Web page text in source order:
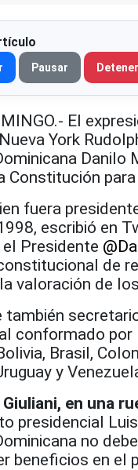
Pausar Detener
El
York
Danilo
Constitución
fuera
escribió en
Presidente @
de
valoración de
también
conformado
Brasil,
y
Giuliani, en una
presidencial
no
beneficios en el